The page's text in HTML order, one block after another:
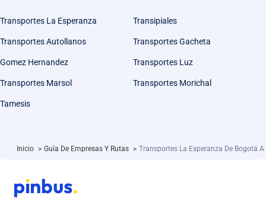
Transportes La Esperanza Transipiales
Transportes Autollanos Transportes Gacheta
Gomez Hernandez Transportes Luz
Transportes Marsol Transportes Morichal
Tamesis
Inicio > Guía De Empresas Y Rutas > Transportes La Esperanza De Bogotá